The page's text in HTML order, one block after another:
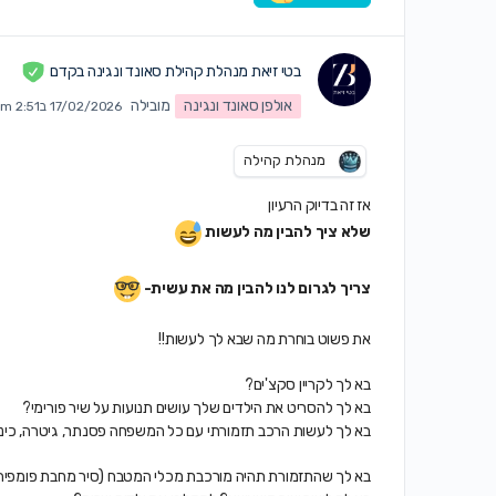
בטי זיאת מנהלת קהילת סאונד ונגינה בקדם
אולפן סאונד ונגינה
מובילה 17/02/2026 ב2:51 pm
מנהלת קהילה
אז זה בדיוק הרעיון
שלא ציך להבין מה לעשות
צריך לגרום לנו להבין מה את עשית-
את פשוט בוחרת מה שבא לך לעשות!!
בא לך לקריין סקצ'ים?
בא לך להסריט את הילדים שלך עושים תנועות על שיר פורימי?
בא לך לעשות הרכב תזמורתי עם כל המשפחה פסנתר, גיטרה,
בא לך שהתזמורת תהיה מורכבת מכלי המטבח (סיר מחבת